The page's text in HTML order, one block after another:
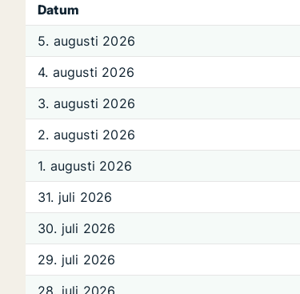
Datum
5. augusti 2026
4. augusti 2026
3. augusti 2026
2. augusti 2026
1. augusti 2026
31. juli 2026
30. juli 2026
29. juli 2026
28. juli 2026